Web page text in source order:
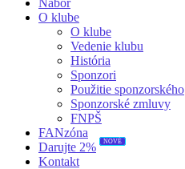
Nábor
O klube
O klube
Vedenie klubu
História
Sponzori
Použitie sponzorského
Sponzorské zmluvy
FNPŠ
FANzóna
Darujte 2%
NOVÉ
Kontakt